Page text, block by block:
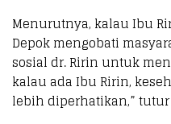
Menurutnya, kalau Ibu
Depok mengobati
sosial dr. Ririn untuk
kalau ada Ibu Ririn,
lebih diperhatikan,” tutur